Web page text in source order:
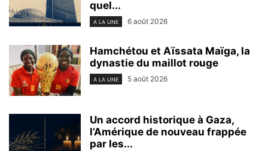
quel...
A LA UNE 6 août 2026
Hamchétou et Aïssata Maïga, la
dynastie du maillot rouge
A LA UNE 5 août 2026
Un accord historique à Gaza,
l’Amérique de nouveau frappée
par les...